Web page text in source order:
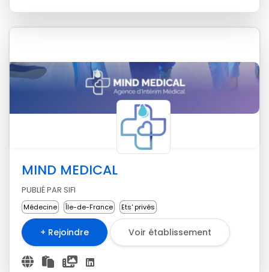
MIND MEDICAL
PUBLIÉ PAR SIFI
Médecine Île-de-France Ets' privés
+ Rejoindre Voir établissement